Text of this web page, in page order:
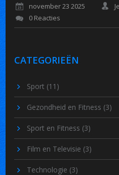
november 23 2025
0 Reacties
CATEGORIEËN
Sport (11)
Gezondheid en Fitness (3)
Sport en Fitness (3)
Film en Televisie (3)
Technologie (3)